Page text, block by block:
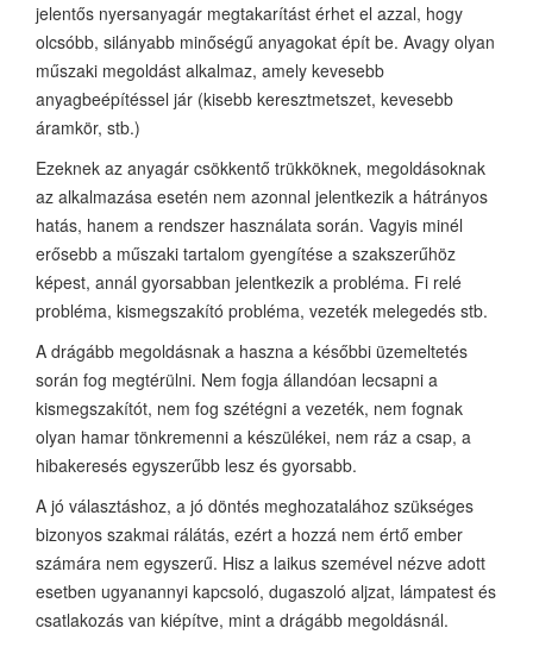
jelentős nyersanyagár megtakarítást érhet el azzal, hogy
olcsóbb, silányabb minőségű anyagokat épít be. Avagy olyan
műszaki megoldást alkalmaz, amely kevesebb
anyagbeépítéssel jár (kisebb keresztmetszet, kevesebb
áramkör, stb.)
Ezeknek az anyagár csökkentő trükköknek, megoldásoknak
az alkalmazása esetén nem azonnal jelentkezik a hátrányos
hatás, hanem a rendszer használata során. Vagyis minél
erősebb a műszaki tartalom gyengítése a szakszerűhöz
képest, annál gyorsabban jelentkezik a probléma. Fi relé
probléma, kismegszakító probléma, vezeték melegedés stb.
A drágább megoldásnak a haszna a későbbi üzemeltetés
során fog megtérülni. Nem fogja állandóan lecsapni a
kismegszakítót, nem fog szétégni a vezeték, nem fognak
olyan hamar tönkremenni a készülékei, nem ráz a csap, a
hibakeresés egyszerűbb lesz és gyorsabb.
A jó választáshoz, a jó döntés meghozatalához szükséges
bizonyos szakmai rálátás, ezért a hozzá nem értő ember
számára nem egyszerű. Hisz a laikus szemével nézve adott
esetben ugyanannyi kapcsoló, dugaszoló aljzat, lámpatest és
csatlakozás van kiépítve, mint a drágább megoldásnál.